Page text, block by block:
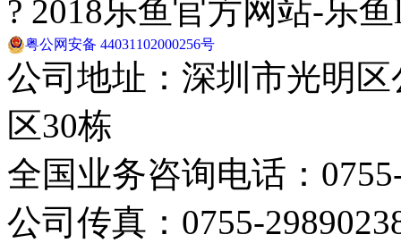
? 2018乐鱼官方网站-乐
粤公网安备 44031102000256号
公司地址：深圳市光明
区30栋
全国业务咨询电话：
公司传真：0755-